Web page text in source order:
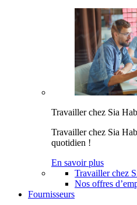
Travailler chez Sia
Travailler chez Sia
quotidien !
En savoir plus
Travailler chez
Nos offres
Fournisseurs